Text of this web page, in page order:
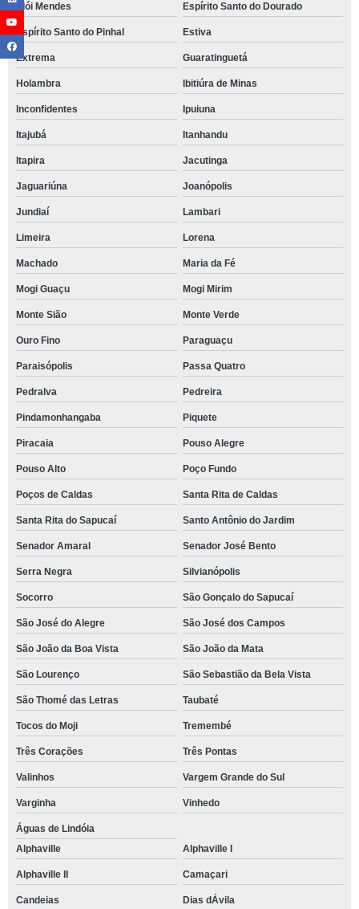
Elói Mendes Espírito Santo do Dourado
Espírito Santo do Pinhal Estiva
Extrema Guaratinguetá
Holambra Ibitiúra de Minas
Inconfidentes Ipuiuna
Itajubá Itanhandu
Itapira Jacutinga
Jaguariúna Joanópolis
Jundiaí Lambari
Limeira Lorena
Machado Maria da Fé
Mogi Guaçu Mogi Mirim
Monte Sião Monte Verde
Ouro Fino Paraguaçu
Paraisópolis Passa Quatro
Pedralva Pedreira
Pindamonhangaba Piquete
Piracaia Pouso Alegre
Pouso Alto Poço Fundo
Poços de Caldas Santa Rita de Caldas
Santa Rita do Sapucaí Santo Antônio do Jardim
Senador Amaral Senador José Bento
Serra Negra Silvianópolis
Socorro São Gonçalo do Sapucaí
São José do Alegre São José dos Campos
São João da Boa Vista São João da Mata
São Lourenço São Sebastião da Bela Vista
São Thomé das Letras Taubaté
Tocos do Moji Tremembé
Três Corações Três Pontas
Valinhos Vargem Grande do Sul
Varginha Vinhedo
Águas de Lindóia
Alphaville
Alphaville I
Alphaville II Camaçari
Candeias Dias dÁvila